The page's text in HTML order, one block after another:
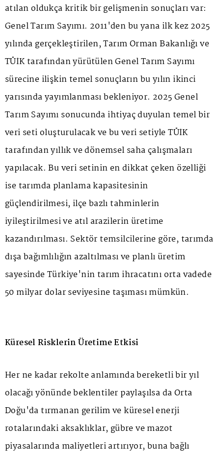
atılan oldukça kritik bir gelişmenin sonuçları var:
Genel Tarım Sayımı. 2011'den bu yana ilk kez 2025
yılında gerçekleştirilen, Tarım Orman Bakanlığı ve
TÜİK tarafından yürütülen Genel Tarım Sayımı
sürecine ilişkin temel sonuçların bu yılın ikinci
yarısında yayımlanması bekleniyor. 2025 Genel
Tarım Sayımı sonucunda ihtiyaç duyulan temel bir
veri seti oluşturulacak ve bu veri setiyle TÜİK
tarafından yıllık ve dönemsel saha çalışmaları
yapılacak. Bu veri setinin en dikkat çeken özelliği
ise tarımda planlama kapasitesinin
güçlendirilmesi, ilçe bazlı tahminlerin
iyileştirilmesi ve atıl arazilerin üretime
kazandırılması. Sektör temsilcilerine göre, tarımda
dışa bağımlılığın azaltılması ve planlı üretim
sayesinde Türkiye'nin tarım ihracatını orta vadede
50 milyar dolar seviyesine taşıması mümkün.
Küresel Risklerin Üretime Etkisi
Her ne kadar rekolte anlamında bereketli bir yıl
olacağı yönünde beklentiler paylaşılsa da Orta
Doğu'da tırmanan gerilim ve küresel enerji
rotalarındaki aksaklıklar, gübre ve mazot
piyasalarında maliyetleri artırıyor, buna bağlı